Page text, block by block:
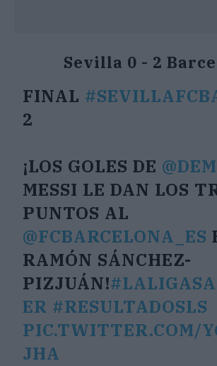
Sevilla 0 - 2
FINAL
2
¡LOS GOLES DE
MESSI LE DAN LOS
PUNTOS AL
@FCBARCELONA_ES
RAMÓN SÁNCHEZ-
PIZJUÁN!
ER #RESULTADOSLS
PIC.TWITTER.COM/
JHA